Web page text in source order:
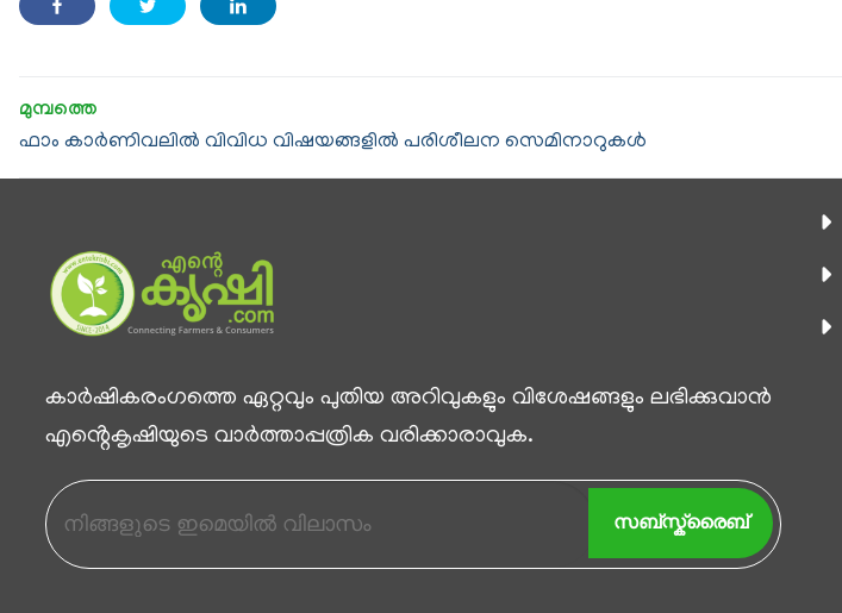
ഫാം കാര്‍ണിവലില്‍ വിവിധ വിഷയങ്ങളില്‍ പരിശീലന സെമിനാറുകള്‍
കാര്‍ഷികരംഗത്തെ ഏറ്റവും പുതിയ അറിവുകളും വിശേഷങ്ങളും ലഭിക്കുവാന്‍
എൻ്റെകൃഷിയുടെ വാര്‍ത്താപ്പത്രിക വരിക്കാരാവുക.
സബ്സ്ക്രൈബ്